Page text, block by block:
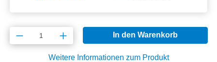
Produkt Anzahl: Gib den gewünschten
In den Warenkorb
Weitere Informationen zum Produkt